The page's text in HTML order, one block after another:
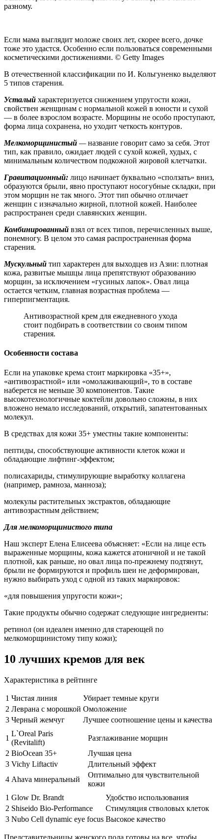
разному.
Если мама выглядит моложе своих лет, скорее всего, дочке
тоже это удастся. Особенно если пользоваться современными
косметическими достижениями. © Getty Images
В отечественной классификации по И. Кольгуненко выделяют
5 типов старения.
Усталый характеризуется снижением упругости кожи,
свойствен женщинам с нормальной кожей в юности и сухой
— в более взрослом возрасте. Морщины не особо проступают,
форма лица сохранена, но уходит четкость контуров.
Мелкоморщинистый —название говорит само за себя. Этот
тип, как правило, ожидает людей с сухой кожей, худых, с
минимальным количеством подкожной жировой клетчатки.
Гравитационный: лицо начинает буквально «сползать» вниз,
образуются брыли, явно проступают носогубные складки, при
этом морщин не так много. Этот тип обычно отличает
женщин с изначально жирной, плотной кожей. Наиболее
распространен среди славянских женщин.
Комбинированный взял от всех типов, перечисленных выше,
понемногу. В целом это самая распространенная форма
старения.
Мускульный тип характерен для выходцев из Азии: плотная
кожа, развитые мышцы лица препятствуют образованию
морщин, за исключением «гусиных лапок». Овал лица
остается четким, главная возрастная проблема —
гиперпигментация.
Антивозрастной крем для ежедневного ухода
стоит подбирать в соответствии со своим типом
старения.
Особенности состава
Если на упаковке крема стоит маркировка «35+»,
«антивозрастной» или «омолаживающий», то в составе
наберется не меньше 30 компонентов. Такие
высокотехнологичные коктейли довольно сложны, в них
вложено немало исследований, открытий, запатентованных
молекул.
В средствах для кожи 35+ уместны такие компоненты:
пептиды, способствующие активности клеток кожи и
обладающие лифтинг-эффектом;
полисахариды, стимулирующие выработку коллагена
(например, рамноза, манноза);
молекулы растительных экстрактов, обладающие
антивозрастным действием;
Для мелкоморщинистого типа
Наш эксперт Елена Елисеева объясняет: «Если на лице есть
выраженные морщины, кожа кажется атоничной и не такой
плотной, как раньше, но овал лица по-прежнему подтянут,
брыли не формируются и профиль шеи не деформирован,
нужно выбирать уход с одной из таких маркировок:
«для повышения упругости кожи»;
Такие продукты обычно содержат следующие ингредиенты:
ретинол (он идеален именно для стареющей по
мелкоморщинистому типу кожи);
10 лучших кремов для век
Характеристика в рейтинге
1 Чистая линия
Убирает темные круги
2 Леврана с морошкой Омоложение
3 Черный жемчуг Лучшее соотношение цены и качества
1
L`Oreal Paris
(Revitalift)
Разглаживание морщин
2 BioOcean 35+
Лучшая цена
3 Vichy Liftactiv
Длительный эффект
4 Ahava минеральный
Оптимально для чувствительной
кожи
1 Glow Dr. Brandt
Удобство использования
2 Shiseido Bio-Performance
Стимуляция стволовых клеток
3 Nubo Cell dynamic eye focus Высокое качество
Представительницы женского пола готовы на все, чтобы